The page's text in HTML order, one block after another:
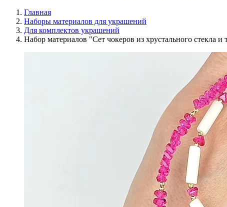
Главная
Наборы материалов для украшений
Для комплектов украшений
Набор материалов "Сет чокеров из хрустального стекла и